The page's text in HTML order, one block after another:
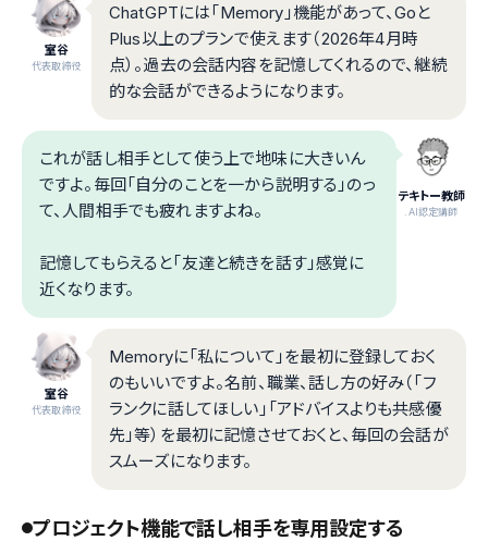
室谷
代表取締役
ChatGPTには「Memory」機能があって、Goと
Plus以上のプランで使えます（2026年4月時
点）。過去の会話内容を記憶してくれるので、継続
的な会話ができるようになります。
テキトー教師
.AI認定講師
これが話し相手として使う上で地味に大きいん
ですよ。毎回「自分のことを一から説明する」のっ
て、人間相手でも疲れますよね。
記憶してもらえると「友達と続きを話す」感覚に
近くなります。
室谷
代表取締役
Memoryに「私について」を最初に登録しておく
のもいいですよ。名前、職業、話し方の好み（「フ
ランクに話してほしい」「アドバイスよりも共感優
先」等）を最初に記憶させておくと、毎回の会話が
スムーズになります。
プロジェクト機能で話し相手を専用設定する